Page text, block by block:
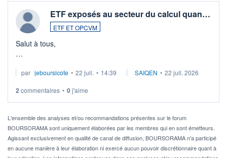
ETF exposés au secteur du calcul quan…
ETF ET OPCVM
Salut à tous,
via un ETF plutôt que des actions individuelles.
Idéalement, je voudrais qu'il soit éligible au PEA.
Pour l' ...
par jeboursicote • 22 juil. • 14:39 SAIQEN • 22 juil. 2026
2 commentaires • 0j'aime
L'ensemble des analyses et/ou recommandations présentes sur le forum
BOURSORAMA sont uniquement élaborées par les membres qui en sont émetteurs.
Agissant exclusivement en qualité de canal de diffusion, BOURSORAMA n'a participé
en aucune manière à leur élaboration ni exercé aucun pouvoir discrétionnaire quant à